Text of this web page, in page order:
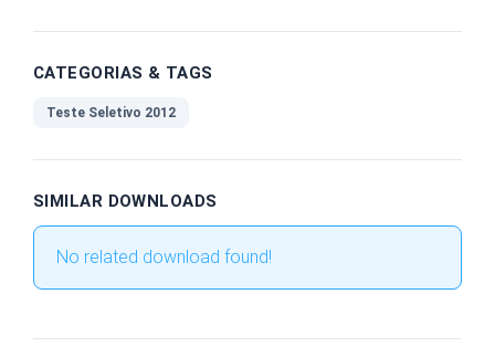
CATEGORIAS & TAGS
Teste Seletivo 2012
SIMILAR DOWNLOADS
No related download found!